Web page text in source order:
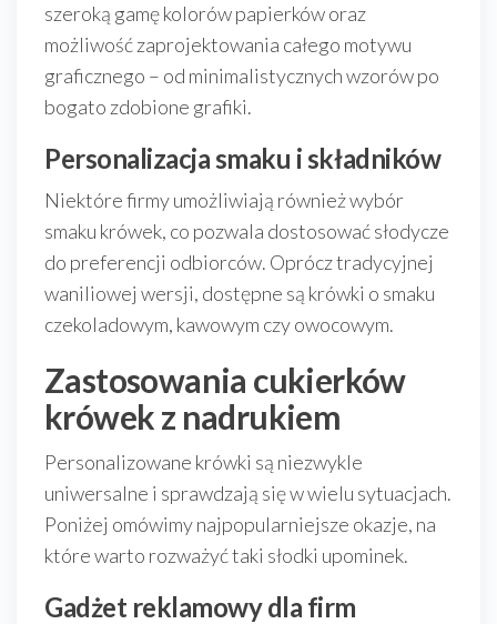
szeroką gamę kolorów papierków oraz
możliwość zaprojektowania całego motywu
graficznego – od minimalistycznych wzorów po
bogato zdobione grafiki.
Personalizacja smaku i składników
Niektóre firmy umożliwiają również wybór
smaku krówek, co pozwala dostosować słodycze
do preferencji odbiorców. Oprócz tradycyjnej
waniliowej wersji, dostępne są krówki o smaku
czekoladowym, kawowym czy owocowym.
Zastosowania cukierków
krówek z nadrukiem
Personalizowane krówki są niezwykle
uniwersalne i sprawdzają się w wielu sytuacjach.
Poniżej omówimy najpopularniejsze okazje, na
które warto rozważyć taki słodki upominek.
Gadżet reklamowy dla firm